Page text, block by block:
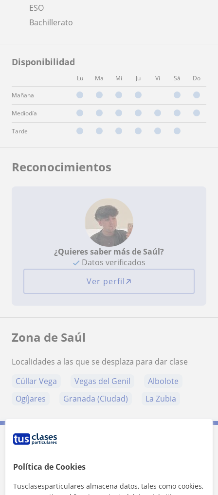
ESO
Bachillerato
Disponibilidad
Lu Ma Mi Ju Vi Sá Do
Mañana
Mediodía
Tarde
Reconocimientos
¿Quieres saber más de Saúl?
Datos verificados
Ver perfil
Zona de Saúl
Localidades a las que se desplaza para dar clase
Cúllar Vega
Vegas del Genil
Albolote
Ogíjares
Granada (Ciudad) La Zubia
Política de Cookies
Tusclasesparticulares almacena datos, tales como cookies,